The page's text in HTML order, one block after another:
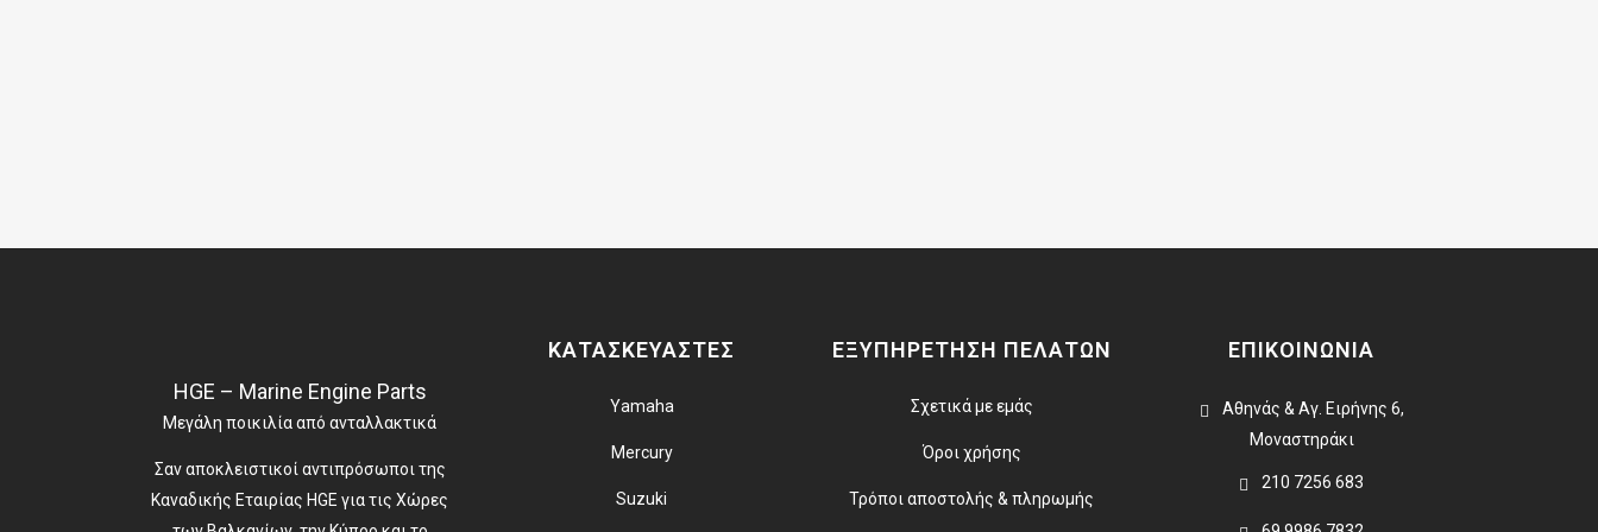
HGE – Marine Engine Parts
Μεγάλη ποικιλία από ανταλλακτικά
Σαν αποκλειστικοί αντιπρόσωποι της
Καναδικής Εταιρίας HGE για τις Χώρες
ΚΑΤΑΣΚΕΥΑΣΤΕΣ
Yamaha
Mercury
Suzuki
ΕΞΥΠΗΡΕΤΗΣΗ ΠΕΛΑΤΩΝ
Σχετικά με εμάς
Όροι χρήσης
Τρόποι αποστολής & πληρωμής
ΕΠΙΚΟΙΝΩΝΙΑ
Αθηνάς & Αγ. Ειρήνης 6,
Μοναστηράκι
210 7256 683